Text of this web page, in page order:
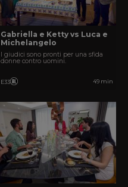
Gabriella e Ketty vs Luca e
Michelangelo
I giudici sono pronti per una sfida
donne contro uomini.
E33 49 min